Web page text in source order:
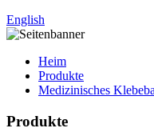
English
Heim
Produkte
Medizinisches
Produkte